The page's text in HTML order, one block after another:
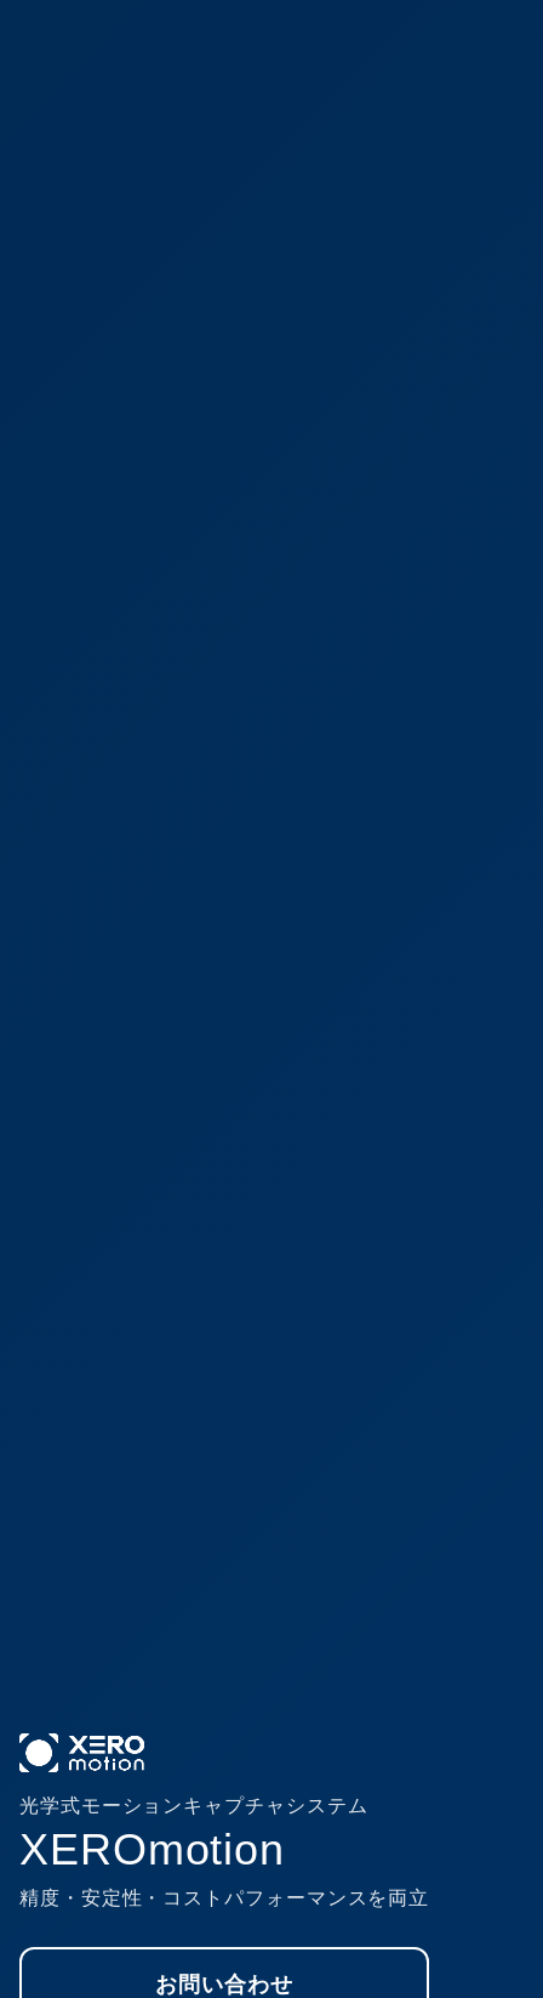
光学式モーションキャプチャシステム
XEROmotion
精度・安定性・コストパフォーマンスを両立
お問い合わせ